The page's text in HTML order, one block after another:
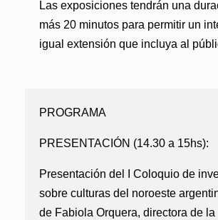
Las exposiciones tendrán una
más 20 minutos para permitir un
igual extensión que incluya al
PROGRAMA
PRESENTACIÓN (14.30 a 15hs):
Presentación del I Coloquio de
sobre culturas del noroeste
de Fabiola Orquera, directora de la